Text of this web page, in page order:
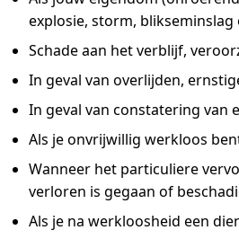
explosie, storm,
Schade aan het verblijf,
In geval van overlijden,
In geval van constatering van
Als je onvrijwillig werkloos
Wanneer het particuliere
verloren is gegaan of
Als je na werkloosheid een